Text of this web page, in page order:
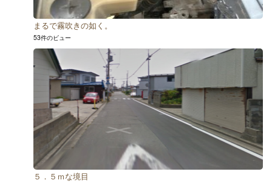
まるで霧吹きの如く。
53件のビュー
５．５ｍな境目